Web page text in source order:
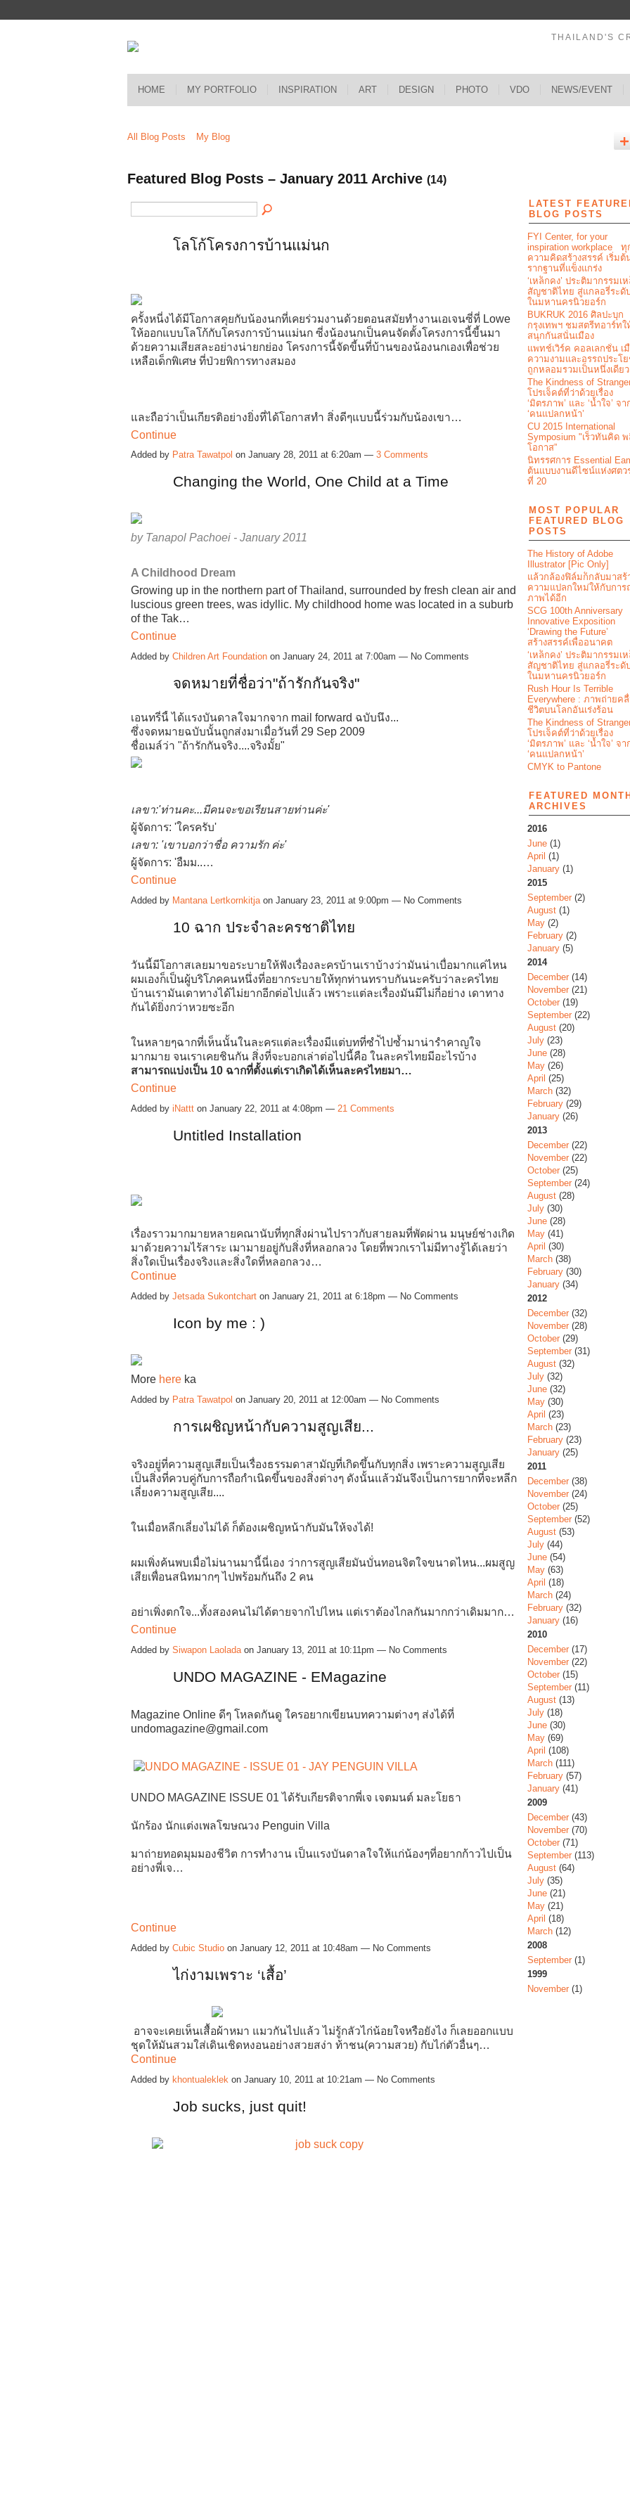
THAILAND'S
HOME MY PORTFOLIO INSPIRATION ART DESIGN PHOTO VDO NEWS/EVENT
All Blog Posts My Blog
Featured Blog Posts – January 2011 Archive (14)
โลโก้โครงการบ้านแม่นก
ครั้งหนี่งได้มีโอกาสคุยกับน้องนกที่เคยร่วมงานด้วยตอนสมัยทำงานเอเจนซี่ที่ Lowe
ให้ออกแบบโลโก้กับโครงการบ้านแม่นก ซี่งน้องนกเป็นคนจัดตั้งโครงการนี้ขี้นมา
ด้วยความเสียสละอย่างน่ายกย่อง โครงการนี้จัดขี้นที่บ้านของน้องนกเองเพื่อช่วย
เหลือเด็กพิเศษ ที่ป่วยพิการทางสมอง
และถือว่าเป็นเกียรติอย่างยิ่งที่ได้โอกาสทำ สิ่งดีๆแบบนี้ร่วมกับน้องเขา…
Continue
Added by Patra Tawatpol on January 28, 2011 at 6:20am — 3 Comments
Changing the World, One Child at a Time
by Tanapol Pachoei - January 2011
A Childhood Dream
Growing up in the northern part of Thailand, surrounded by fresh clean air and
luscious green trees, was idyllic. My childhood home was located in a suburb
of the Tak…
Continue
Added by Children Art Foundation on January 24, 2011 at 7:00am — No Comments
จดหมายที่ชื่อว่า"ถ้ารักกันจริง"
เอนทรี่นี้ ได้แรงบันดาลใจมากจาก mail forward ฉบับนึง...
ซึ่งจดหมายฉบับนั้นถูกส่งมาเมื่อวันที่ 29 Sep 2009
ชื่อเมล์ว่า "ถ้ารักกันจริง..​..จริงมั้ย"
เลขา:'ท่านคะ...มีคนจะขอเรียนสายท่านค่ะ'
ผู้จัดการ: 'ใครครับ'
เลขา: 'เขาบอกว่าชื่อ ความรัก ค่ะ'
ผู้จัดการ: 'อืมม..…
Continue
Added by Mantana Lertkornkitjaon January 23, 2011 at 9:00pm — No Comments
10 ฉาก ประจำละครชาติไทย
วันนี้มีโอกาสเลยมาขอระบายให้ฟังเรื่องละครบ้านเราบ้างว่ามันน่าเบื่อมากแค่ไหน
ผมเองก็เป็นผู้บริโภคคนหนึ่งที่อยากระบายให้ทุกท่านทราบกันนะครับว่าละครไทย
บ้านเรามันเดาทางได้ไม่ยากอีกต่อไปแล้ว เพราะแต่ละเรื่องมันมีไม่กี่อย่าง เดาทาง
กันได้ยิ่งกว่าหวยซะอีก
ในหลายๆฉากที่เห็นนั้นในละครแต่ละเรื่องมีแต่บทที่ซำ้ไปซ้ำมาน่ารำคาญใจ
มากมาย จนเราเคยชินกัน สิ่งที่จะบอกเล่าต่อไปนี้คือ ในละครไทยมีอะไรบ้าง
สามารถแบ่งเป็น 10 ฉากที่ตั้งแต่เราเกิดได้เห็นละครไทยมา…
Continue
Added by iNattt on January 22, 2011 at 4:08pm — 21 Comments
Untitled Installation
เรื่องราวมากมายหลายคณานับที่ทุกสิ่งผ่านไปราวกับสายลมที่พัดผ่าน มนุษย์ช่างเกิด
มาด้วยความไร้สาระ เมามายอยู่กับสิ่งที่หลอกลวง โดยที่พวกเราไม่มีทางรู้ได้เลยว่า
สิ่งใดเป็นเรื่องจริงและสิ่งใดที่หลอกลวง…
Continue
Added by Jetsada Sukontchart on January 21, 2011 at 6:18pm — No Comments
Icon by me : )
More here ka
Added by Patra Tawatpol on January 20, 2011 at 12:00am — No Comments
การเผชิญหน้ากับความสูญเสีย...
จริงอยู่ที่ความสูญเสียเป็นเรื่องธรรมดาสามัญที่เกิดขึ้นกับทุกสิ่ง เพราะความสูญเสีย
เป็นสิ่งที่ควบคู่กับการถือกำเนิดขึ้นของสิ่งต่างๆ ดังนั้นแล้วมันจึงเป็นการยากที่จะหลีก
เลี่ยงความสูญเสีย....
ในเมื่อหลีกเลี่ยงไม่ได้ ก็ต้องเผชิญหน้ากับมันให้จงได้!
ผมเพิ่งค้นพบเมื่อไม่นานมานี้นี่เอง ว่าการสูญเสียมันบั่นทอนจิตใจขนาดไหน...ผมสูญ
เสียเพื่อนสนิทมากๆ ไปพร้อมกันถึง 2 คน
อย่าเพิ่งตกใจ...ทั้งสองคนไม่ได้ตายจากไปไหน แต่เราต้องไกลกันมากกว่าเดิมมาก…
Continue
Added by Siwapon Laolada on January 13, 2011 at 10:11pm — No Comments
UNDO MAGAZINE - EMagazine
Magazine Online ดีๆ โหลดกันดู ใครอยากเขียนบทความต่างๆ ส่งได้ที่
undomagazine@gmail.com
UNDO MAGAZINE ISSUE 01 ได้รับเกียรติจากพี่เจ เจตมนต์ มละโยธา
นักร้อง นักแต่งเพลโฆษณวง Penguin Villa
มาถ่ายทอดมุมมองชีวิต การทำงาน เป็นแรงบันดาลใจให้แก่น้องๆที่อยากก้าวไปเป็น
อย่างพี่เจ…
Continue
Added by Cubic Studio on January 12, 2011 at 10:48am — No Comments
ไก่งามเพราะ ‘เสื้อ’
อาจจะเคยเห็นเสื้อผ้าหมา แมวกันไปแล้ว ไม่รู้กลัวไก่น้อยใจหรือยังไง ก็เลยออกแบบ
ชุดให้มันสวมใส่เดินเชิดหงอนอย่างสวยสง่า ท้าชน(ความสวย) กับไก่ตัวอื่นๆ…
Continue
Added by khontualeklek on January 10, 2011 at 10:21am — No Comments
Job sucks, just quit!
LATEST
BLOG POSTS
FYI Center, for your
inspiration workplace ทุ
ความคิดสร้างสรรค์ เริ่มต้
รากฐานที่แข็งแกร่ง
‘เหล็กคง’ ประติมากรรมเ
สัญชาติไทย สู่แกลอรี่ระดั
ในมหานครนิวยอร์ก
BUKRUK 2016 ศิลปะบุก
กรุงเทพฯ ชมสตรีทอาร์ทใ
สนุกกันสนั่นเมือง
แพทช์เวิร์ค คอลเลกชั่น เ
ความงามและอรรถประโ
ถูกหลอมรวมเป็นหนึ่งเดียว
The Kindness of
โปรเจ็คต์ที่ว่าด้วยเรื่อง
‘มิตรภาพ’ และ ‘น้ำใจ’ จา
‘คนแปลกหน้า’
CU 2015 International
Symposium "เร็วทันคิด
โอกาส”
นิทรรศการ Essential
ต้นแบบงานดีไซน์แห่งศตว
ที่ 20
MOST POPULAR
FEATURED BLOG
POSTS
The History of Adobe
Illustrator [Pic Only]
แล้วกล้องฟิล์มก็กลับมาสร้
ความแปลกใหม่ให้กับการ
ภาพได้อีก
SCG 100th Anniversary
Innovative Exposition
‘Drawing the Future’
สร้างสรรค์เพื่ออนาคต
‘เหล็กคง’ ประติมากรรมเ
สัญชาติไทย สู่แกลอรี่ระดั
ในมหานครนิวยอร์ก
Rush Hour Is Terrible
Everywhere : ภาพถ่ายค
ชีวิตบนโลกอันเร่งร้อน
The Kindness of
โปรเจ็คต์ที่ว่าด้วยเรื่อง
‘มิตรภาพ’ และ ‘น้ำใจ’ จา
‘คนแปลกหน้า’
CMYK to Pantone
FEATURED
ARCHIVES
2016
June (1)
April (1)
January (1)
2015
September (2)
August (1)
May (2)
February (2)
January (5)
2014
December (14)
November (21)
October (19)
September (22)
August (20)
July (23)
June (28)
May (26)
April (25)
March (32)
February (29)
January (26)
2013
December (22)
November (22)
October (25)
September (24)
August (28)
July (30)
June (28)
May (41)
April (30)
March (38)
February (30)
January (34)
2012
December (32)
November (28)
October (29)
September (31)
August (32)
July (32)
June (32)
May (30)
April (23)
March (23)
February (23)
January (25)
2011
December (38)
November (24)
October (25)
September (52)
August (53)
July (44)
June (54)
May (63)
April (18)
March (24)
February (32)
January (16)
2010
December (17)
November (22)
October (15)
September (11)
August (13)
July (18)
June (30)
May (69)
April (108)
March (111)
February (57)
January (41)
2009
December (43)
November (70)
October (71)
September (113)
August (64)
July (35)
June (21)
May (21)
April (18)
March (12)
2008
September (1)
1999
November (1)